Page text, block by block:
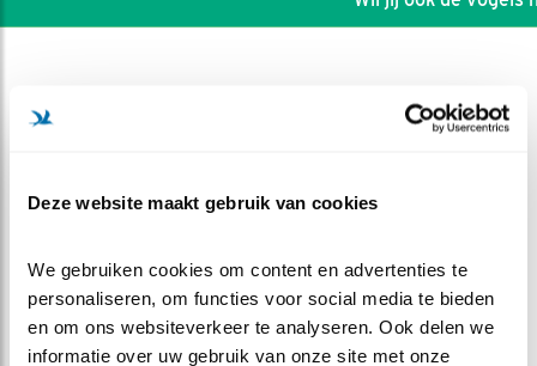
Deze website maakt gebruik van cookies
We gebruiken cookies om content en advertenties te
personaliseren, om functies voor social media te bieden
en om ons websiteverkeer te analyseren. Ook delen we
informatie over uw gebruik van onze site met onze